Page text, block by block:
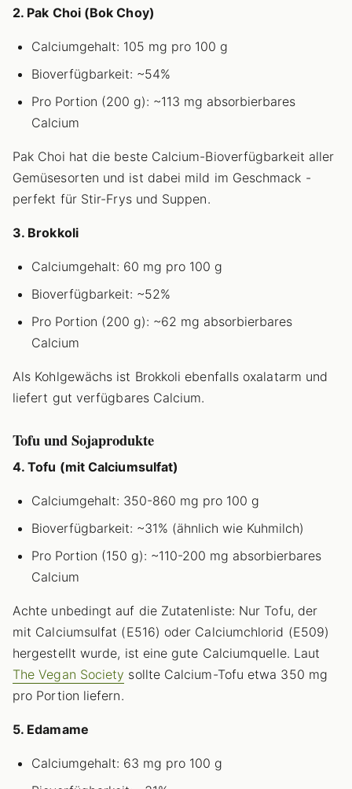
2. Pak Choi (Bok Choy)
Calciumgehalt: 105 mg pro 100 g
Bioverfügbarkeit: ~54%
Pro Portion (200 g): ~113 mg absorbierbares
Calcium
Pak Choi hat die beste Calcium-Bioverfügbarkeit aller
Gemüsesorten und ist dabei mild im Geschmack -
perfekt für Stir-Frys und Suppen.
3. Brokkoli
Calciumgehalt: 60 mg pro 100 g
Bioverfügbarkeit: ~52%
Pro Portion (200 g): ~62 mg absorbierbares
Calcium
Als Kohlgewächs ist Brokkoli ebenfalls oxalatarm und
liefert gut verfügbares Calcium.
Tofu und Sojaprodukte
4. Tofu (mit Calciumsulfat)
Calciumgehalt: 350-860 mg pro 100 g
Bioverfügbarkeit: ~31% (ähnlich wie Kuhmilch)
Pro Portion (150 g): ~110-200 mg absorbierbares
Calcium
Achte unbedingt auf die Zutatenliste: Nur Tofu, der
mit Calciumsulfat (E516) oder Calciumchlorid (E509)
hergestellt wurde, ist eine gute Calciumquelle. Laut
The Vegan Society sollte Calcium-Tofu etwa 350 mg
pro Portion liefern.
5. Edamame
Calciumgehalt: 63 mg pro 100 g